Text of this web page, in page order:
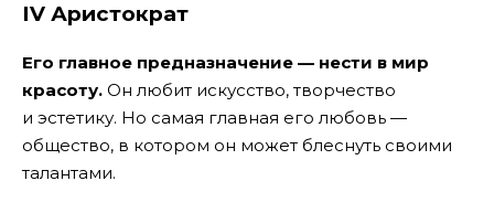
IV Аристократ
Его главное предназначение — нести в мир
красоту. Он любит искусство, творчество
и эстетику. Но самая главная его любовь —
общество, в котором он может блеснуть своими
талантами.